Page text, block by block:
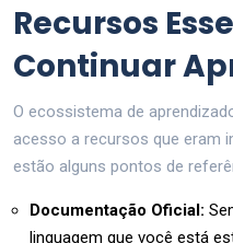
Recursos
Continuar
O ecossistema de
acesso a recursos que eram
estão alguns pontos de
Documentação Oficial:
linguagem que você está